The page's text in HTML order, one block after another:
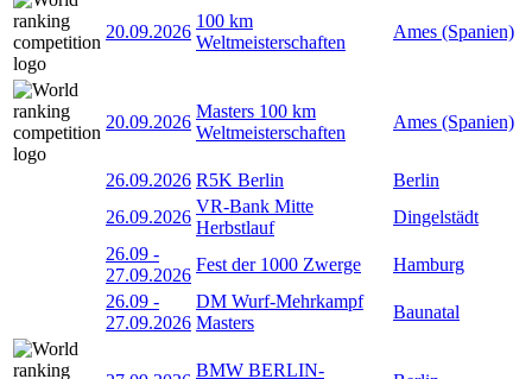
20.09.2026
100 km
Weltmeisterschaften
Ames (Spanien)
20.09.2026
Masters 100 km
Weltmeisterschaften
Ames (Spanien)
26.09.2026 R5K Berlin
Berlin
26.09.2026
VR-Bank Mitte
Herbstlauf
Dingelstädt
26.09 -
27.09.2026
Fest der 1000 Zwerge
Hamburg
26.09 -
27.09.2026
DM Wurf-Mehrkampf
Masters
Baunatal
BMW BERLIN-